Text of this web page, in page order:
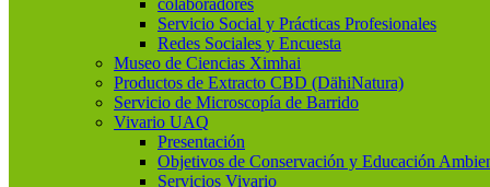
colaboradores
Servicio Social y Prácticas Profesionales
Redes Sociales y Encuesta
Museo de Ciencias Ximhai
Productos de Extracto CBD (DähiNatura)
Servicio de Microscopía de Barrido
Vivario UAQ
Presentación
Objetivos de Conservación y Educación
Servicios Vivario